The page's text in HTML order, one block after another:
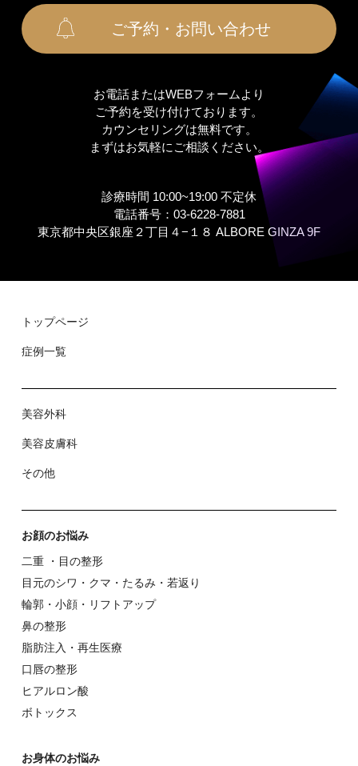
トップページ
症例⼀覧
お顔のお悩み
⽬元のシワ・クマ・たるみ・若返り
⿐の整形
脂肪注入・再生医療
ヒアルロン酸
ボトックス
脂肪吸引
婦⼈科形成・デリケートゾーン
お肌のお悩み
スキン
ニキビ
美⽩（シミ・肝斑）
ハリ・ツヤ
その他のお悩み